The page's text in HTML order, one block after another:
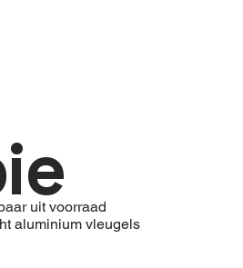
uit voorraad
aluminium vleugels